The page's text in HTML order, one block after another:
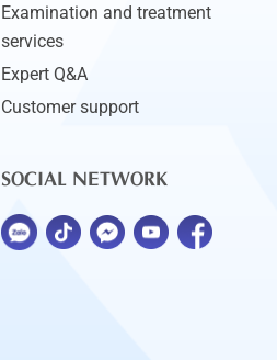
Examination and treatment
services
Expert Q&A
Customer support
SOCIAL NETWORK